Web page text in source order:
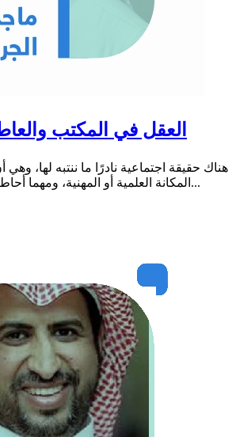
العقل في المكتب
هناك حقيقة اجتماعية نادرًا ما ننتبه لها،
المكانة العلمية أو المهنية، ومهما أحاط نفسه بهالة من الوقار...